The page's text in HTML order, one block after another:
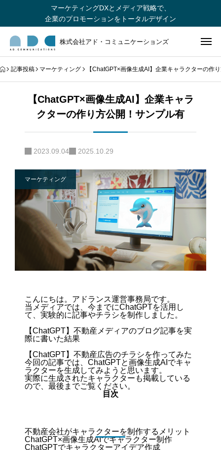
マーケティングDXとメディア戦略で、
企業のプロモーションをトータルデザイン
株式会社アド・コミュニケーションズ
記事投稿 マーケティング 【ChatGPT×画像生成AI】企業キャラクターの作
【ChatGPT×画像生成AI】企業キャラ
クターの作り方公開！サンプル有
2023.09.04 2025.10.29
マーケティング
こんにちは。アドランス運営事務局です。
当メディアでは、今までにChatGPTを活用し
て、実験的に記事やチラシを制作しました。
【ChatGPT】不動産メディアのブログ記事を実
際に書いた結果
【ChatGPT】不動産広告のチラシを作ってみた
今回の記事では、ChatGPTと画像生成AIでキャ
ラクターを生成してみようと思います。
実際に生成されたキャラクターも掲載している
ので、最後までご覧ください。
目次
不動産会社がキャラクターを制作するメリット
ChatGPT×画像生成AIでキャラクター制作
ChatGPTでキャラクターアイデア作成